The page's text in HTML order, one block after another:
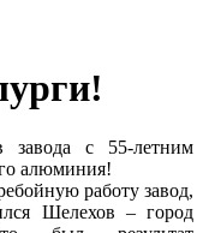
завода с 55-летним
алюминия!
работу завод,
Шелехов – город